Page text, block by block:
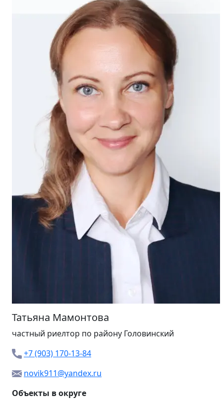
Татьяна Мамонтова
частный риелтор по району Головинский
+7 (903) 170-13-84
novik911@yandex.ru
Объекты в округе